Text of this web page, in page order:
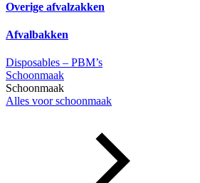
Overige afvalzakken
Afvalbakken
Disposables – PBM’s
Schoonmaak
Schoonmaak
Alles voor schoonmaak